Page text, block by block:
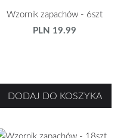
Wzornik zapachów - 6szt
PLN 19.99
DODAJ DO KOSZYKA